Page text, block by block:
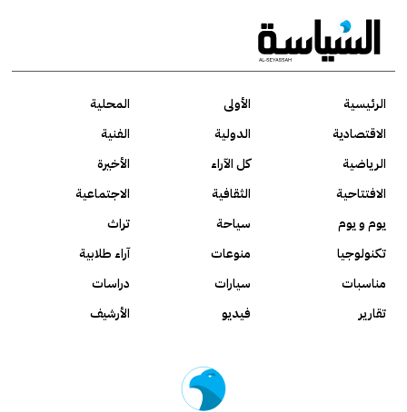
الرئيسية الأولى
المحلية
الاقتصادية
الدولية
الفنية
الرياضية
كل الآراء
الأخيرة
الافتتاحية
الثقافية
الاجتماعية
يوم و يوم
سياحة
تراث
تكنولوجيا
منوعات
آراء طلابية
مناسبات
سيارات
دراسات
تقارير
فيديو الأرشيف